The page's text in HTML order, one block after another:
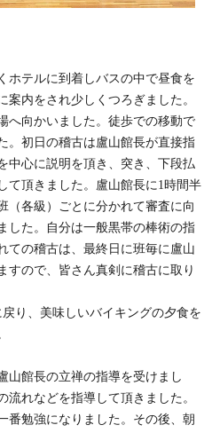
ホテルに到着しバスの中で昼食を
内をされ少しくつろぎました。
へ向かいました。徒歩での移動で
。初日の稽古は盧山館長が直接指
中心に説明を頂き、突き、下段払
て頂きました。盧山館長に1時間半
（各級）ごとに分かれて審査に向
した。自分は一般黒帯の棒術の指
ての稽古は、最終日に班毎に盧山
すので、皆さん真剣に稽古に取り
り、美味しいバイキングの夕食を
山館長の立禅の指導を受けまし
れなどを指導して頂きました。
番勉強になりました。その後、朝